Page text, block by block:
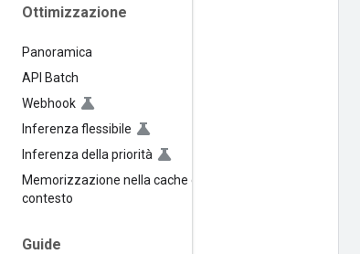
Ottimizzazione
Panoramica
API Batch
Webhook
Inferenza flessibile
Inferenza della priorità
Memorizzazione nella cache del
contesto
Guide